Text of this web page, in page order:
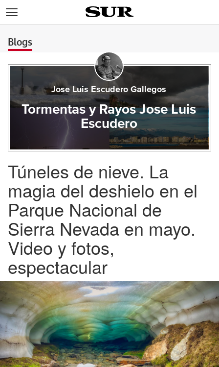
Blogs
Jose Luis Escudero Gallegos
Tormentas y Rayos Jose Luis
Escudero
Túneles de nieve. La
magia del deshielo en el
Parque Nacional de
Sierra Nevada en mayo.
Video y fotos,
espectacular